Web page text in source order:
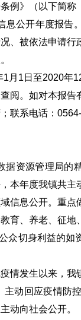
例》（以下简称
公开年度报告
、被依法申请
月1日至2020年
阅。如对本报
联系电话：0564-
据资源管理局的
本年度我镇共主
信息公开。重点
育、养老、征
众切身利益的如
情发生以来，我
动回应疫情防
动向社会公开。